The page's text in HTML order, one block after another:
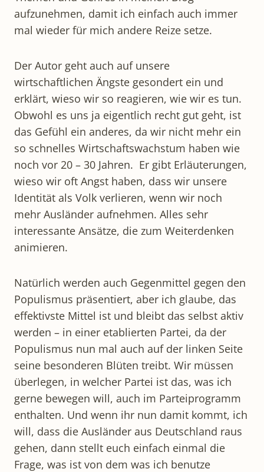
aufzunehmen, damit ich einfach auch immer
mal wieder für mich andere Reize setze.
Der Autor geht auch auf unsere
wirtschaftlichen Ängste gesondert ein und
erklärt, wieso wir so reagieren, wie wir es tun.
Obwohl es uns ja eigentlich recht gut geht, ist
das Gefühl ein anderes, da wir nicht mehr ein
so schnelles Wirtschaftswachstum haben wie
noch vor 20 – 30 Jahren. Er gibt Erläuterungen,
wieso wir oft Angst haben, dass wir unsere
Identität als Volk verlieren, wenn wir noch
mehr Ausländer aufnehmen. Alles sehr
interessante Ansätze, die zum Weiterdenken
animieren.
Natürlich werden auch Gegenmittel gegen den
Populismus präsentiert, aber ich glaube, das
effektivste Mittel ist und bleibt das selbst aktiv
werden – in einer etablierten Partei, da der
Populismus nun mal auch auf der linken Seite
seine besonderen Blüten treibt. Wir müssen
überlegen, in welcher Partei ist das, was ich
gerne bewegen will, auch im Parteiprogramm
enthalten. Und wenn ihr nun damit kommt, ich
will, dass die Ausländer aus Deutschland raus
gehen, dann stellt euch einfach einmal die
Frage, was ist von dem was ich benutze